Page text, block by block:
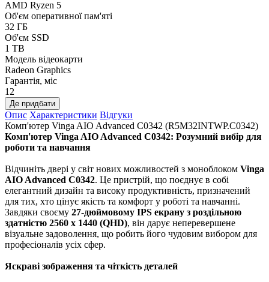
AMD Ryzen 5
Об'єм оперативної пам'яті
32 ГБ
Об'єм SSD
1 TB
Модель відеокарти
Radeon Graphics
Гарантія, міс
12
Де придбати
Опис Характеристики Відгуки
Комп'ютер Vinga AIO Advanced C0342 (R5M32INTWP.C0342)
Комп'ютер Vinga AIO Advanced C0342: Розумний вибір для
роботи та навчання
Відчиніть двері у світ нових можливостей з моноблоком Vinga
AIO Advanced C0342. Це пристрій, що поєднує в собі
елегантний дизайн та високу продуктивність, призначений
для тих, хто цінує якість та комфорт у роботі та навчанні.
Завдяки своєму 27-дюймовому IPS екрану з роздільною
здатністю 2560 x 1440 (QHD), він дарує неперевершене
візуальне задоволення, що робить його чудовим вибором для
професіоналів усіх сфер.
Яскраві зображення та чіткість деталей